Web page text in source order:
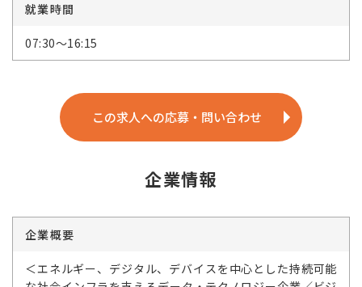
就業時間
07:30～16:15
この求人への応募・問い合わせ
企業情報
企業概要
＜エネルギー、デジタル、デバイスを中心とした持続可能